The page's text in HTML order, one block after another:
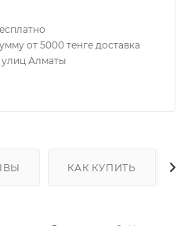
от 5000 тенге доставка
улиц Алматы
КАК КУПИТЬ